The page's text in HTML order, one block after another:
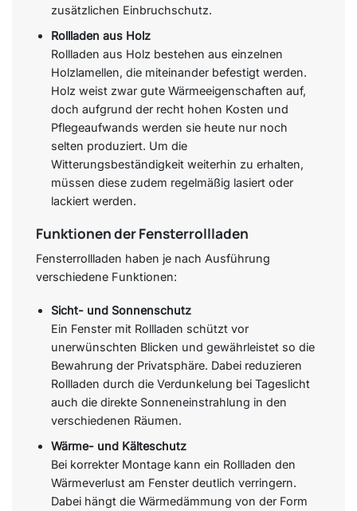
zusätzlichen Einbruchschutz.
Rollladen aus Holz
Rollladen aus Holz bestehen aus einzelnen
Holzlamellen, die miteinander befestigt werden.
Holz weist zwar gute Wärmeeigenschaften auf,
doch aufgrund der recht hohen Kosten und
Pflegeaufwands werden sie heute nur noch
selten produziert. Um die
Witterungsbeständigkeit weiterhin zu erhalten,
müssen diese zudem regelmäßig lasiert oder
lackiert werden.
Funktionen der Fensterrollladen
Fensterrollladen haben je nach Ausführung
verschiedene Funktionen:
Sicht- und Sonnenschutz
Ein Fenster mit Rollladen schützt vor
unerwünschten Blicken und gewährleistet so die
Bewahrung der Privatsphäre. Dabei reduzieren
Rollladen durch die Verdunkelung bei Tageslicht
auch die direkte Sonneneinstrahlung in den
verschiedenen Räumen.
Wärme- und Kälteschutz
Bei korrekter Montage kann ein Rollladen den
Wärmeverlust am Fenster deutlich verringern.
Dabei hängt die Wärmedämmung von der Form